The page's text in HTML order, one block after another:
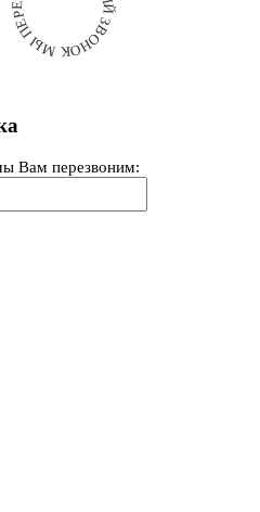
Разработка
ОБРАТНЫЙ ЗВОНОК МЫ ПЕРЕЗВОНИМ